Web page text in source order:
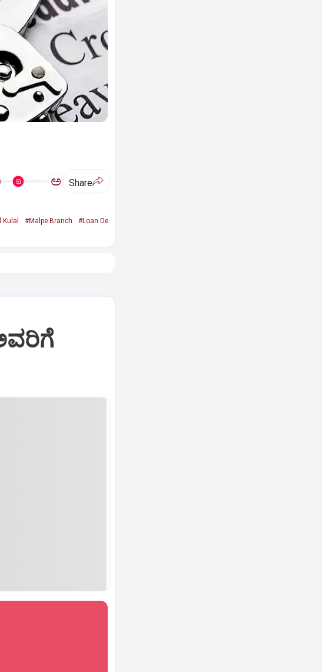
ಅ Share
#Malpe Branch
#Loan De